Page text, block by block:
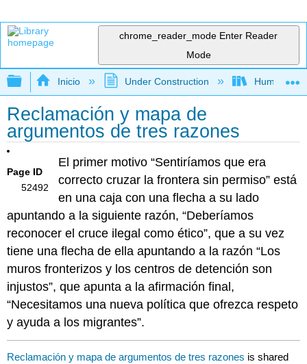
chrome_reader_mode Enter Reader
Mode
Expandir/contraer jerarquía global
Inicio Under Construction
Reclamación y mapa de
argumentos de tres razones
Page ID
52492
El primer motivo “Sentiríamos que era
correcto cruzar la frontera sin permiso” está
en una caja con una flecha a su lado
apuntando a la siguiente razón, “Deberíamos
reconocer el cruce ilegal como ético”, que a su vez
tiene una flecha de ella apuntando a la razón “Los
muros fronterizos y los centros de detención son
injustos”, que apunta a la afirmación final,
“Necesitamos una nueva política que ofrezca respeto
y ayuda a los migrantes”.
Reclamación y mapa de argumentos de tres razones is shared